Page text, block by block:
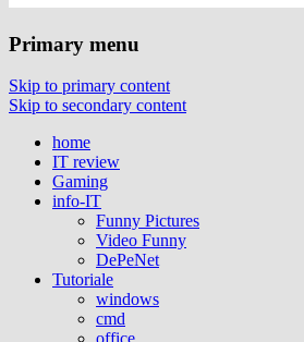
Primary menu
Skip to primary content
Skip to secondary content
home
IT review
Gaming
info-IT
Funny Pictures
Video Funny
DePeNet
Tutoriale
windows
cmd